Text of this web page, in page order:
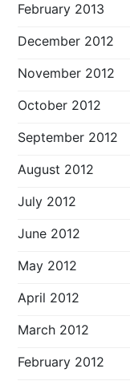
February 2013
December 2012
November 2012
October 2012
September 2012
August 2012
July 2012
June 2012
May 2012
April 2012
March 2012
February 2012